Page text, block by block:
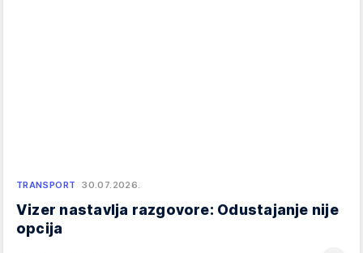
TRANSPORT 30.07.2026.
Vizer nastavlja razgovore: Odustajanje nije
opcija